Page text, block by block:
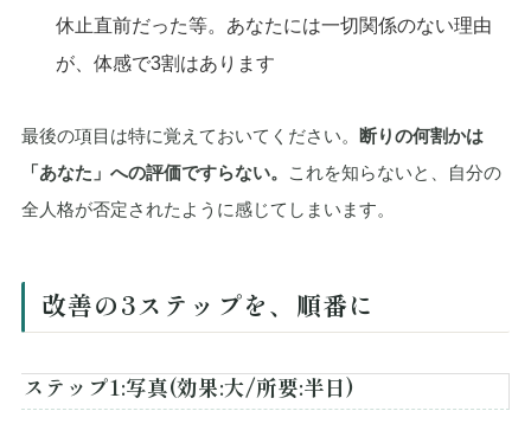
休止直前だった等。あなたには一切関係のない理由
が、体感で3割はあります
最後の項目は特に覚えておいてください。
断りの何割かは
「あなた」への評価ですらない。
これを知らないと、自分の
全人格が否定されたように感じてしまいます。
改善の3ステップを、順番に
ステップ1:写真(効果:大/所要:半日)